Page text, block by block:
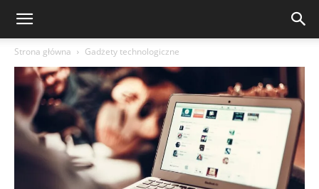
Strona główna Gadżety technologiczne